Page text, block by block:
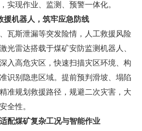
实现作业、监测、预警一体化。
援机器人，筑牢应急防线
瓦斯泄漏等突发险情，人工救援风险
光雷达搭载于煤矿安防监测机器人、
入高危灾区，快速扫描灾区环境、构
识别隐患区域。提前预判滑坡、塌陷
准规划救援路径，规避二次灾害，大
全性。
适配煤矿复杂工况与智能作业